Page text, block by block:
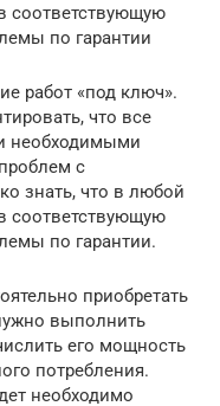
соответствующую
по гарантии
работ «под ключ».
что все
необходимыми
с
знать, что в любой
соответствующую
по гарантии.
приобретать
выполнить
его мощность
потребления.
необходимо